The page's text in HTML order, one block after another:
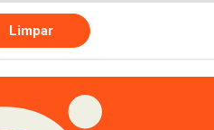
Limpar